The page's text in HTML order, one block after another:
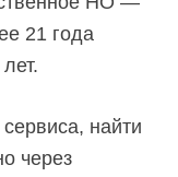
21 года
найти
через